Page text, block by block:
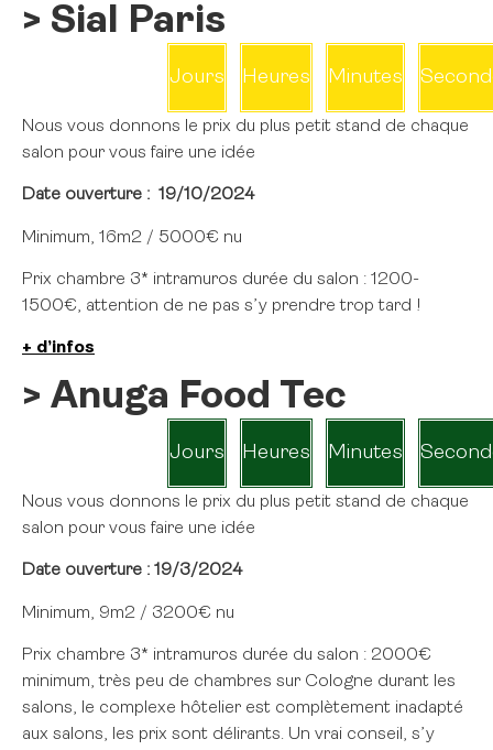
> Sial Paris
Jours Heures Minutes
Nous vous donnons le prix du plus petit stand de chaque
salon pour vous faire une idée
Date ouverture : 19/10/2024
Minimum, 16m2 / 5000€ nu
Prix chambre 3* intramuros durée du salon : 1200-
1500€, attention de ne pas s’y prendre trop tard !
+ d’infos
> Anuga Food Tec
Jours Heures Minutes
Nous vous donnons le prix du plus petit stand de chaque
salon pour vous faire une idée
Date ouverture : 19/3/2024
Minimum, 9m2 / 3200€ nu
Prix chambre 3* intramuros durée du salon : 2000€
minimum, très peu de chambres sur Cologne durant les
salons, le complexe hôtelier est complètement inadapté
aux salons, les prix sont délirants. Un vrai conseil, s’y